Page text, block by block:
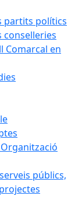
partits polítics
conselleries
Comarcal en
públics,